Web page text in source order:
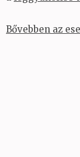
Bővebben az